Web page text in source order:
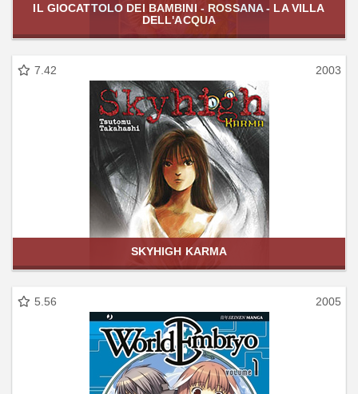
IL GIOCATTOLO DEI BAMBINI - ROSSANA - LA VILLA
DELL'ACQUA
7.42 2003
SKYHIGH KARMA
5.56 2005